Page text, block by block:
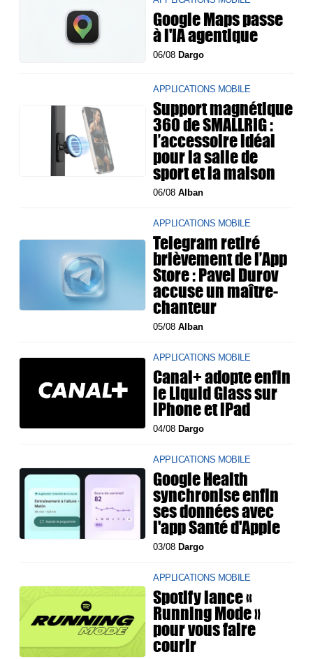
Google Maps passe
à l'IA agentique
06/08Dargo
APPLICATIONS MOBILE
Support magnétique
360 de SMALLRIG :
l’accessoire idéal
pour la salle de
sport et la maison
06/08Alban
APPLICATIONS MOBILE
Telegram retiré
brièvement de l’App
Store : Pavel Durov
accuse un maître-
chanteur
05/08Alban
APPLICATIONS MOBILE
Canal+ adopte enfin
le Liquid Glass sur
iPhone et iPad
04/08 Dargo
APPLICATIONS MOBILE
Google Health
synchronise enfin
ses données avec
l'app Santé d'Apple
03/08 Dargo
APPLICATIONS MOBILE
Spotify lance «
Running Mode »
pour vous faire
courir